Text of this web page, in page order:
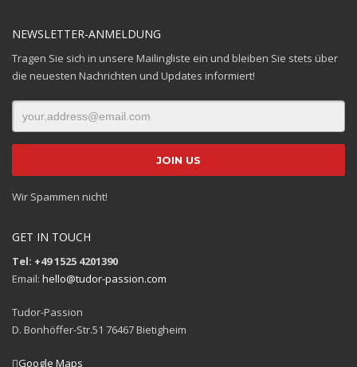
NEWSLETTER-ANMELDUNG
Tragen Sie sich in unsere Mailingliste ein und bleiben Sie stets über
die neuesten Nachrichten und Updates informiert!
Wir Spammen nicht!
GET IN TOUCH
Tel: +49 1525 4201390
Email: hello@tudor-passion.com
Tudor-Passion
D. Bonhöffer-Str.51 76467 Bietigheim
Google Maps